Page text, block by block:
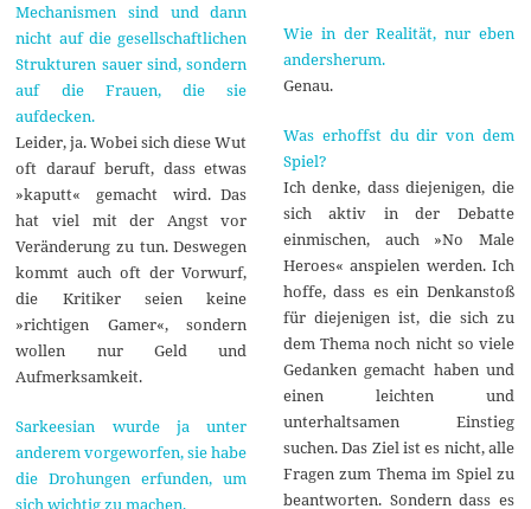
Mechanismen sind und dann
nicht auf die gesellschaftlichen
Strukturen sauer sind, sondern
auf die Frauen, die sie
aufdecken.
Leider, ja. Wobei sich diese Wut
oft darauf beruft, dass etwas
»kaputt« gemacht wird. Das
hat viel mit der Angst vor
Veränderung zu tun. Deswegen
kommt auch oft der Vorwurf,
die Kritiker seien keine
»richtigen Gamer«, sondern
wollen nur Geld und
Aufmerksamkeit.
Sarkeesian wurde ja unter
anderem vorgeworfen, sie habe
die Drohungen erfunden, um
sich wichtig zu machen.
Wie in der Realität, nur eben
andersherum.
Genau.
Was erhoffst du dir von dem
Spiel?
Ich denke, dass diejenigen, die
sich aktiv in der Debatte
einmischen, auch »No Male
Heroes« anspielen werden. Ich
hoffe, dass es ein Denkanstoß
für diejenigen ist, die sich zu
dem Thema noch nicht so viele
Gedanken gemacht haben und
einen leichten und
unterhaltsamen Einstieg
suchen. Das Ziel ist es nicht, alle
Fragen zum Thema im Spiel zu
beantworten. Sondern dass es